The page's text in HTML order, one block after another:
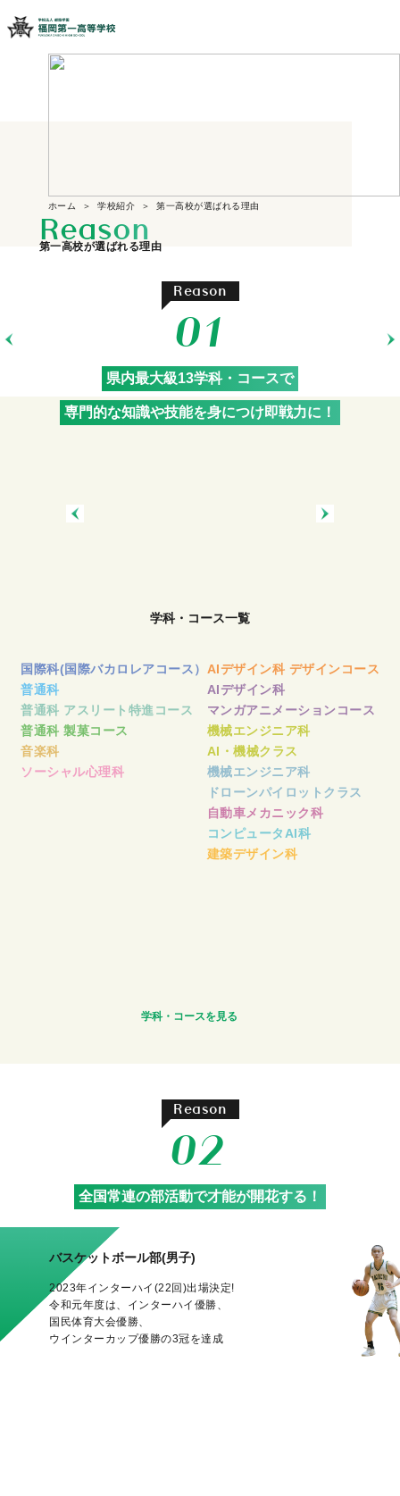
ホーム 学校紹介 第一高校が選ばれる理由
Reason
第一高校が選ばれる理由
Reason
01
県内最大級13学科・コースで
専門的な知識や技能を身につけ即戦力に！
学科・コース一覧
国際科(国際バカロレアコース）
普通科
普通科 アスリート特進コース
普通科 製菓コース
音楽科
ソーシャル心理科
AIデザイン科 デザインコース
AIデザイン科
マンガアニメーションコース
機械エンジニア科
AI・機械クラス
機械エンジニア科
ドローンパイロットクラス
自動車メカニック科
コンピュータAI科
建築デザイン科
学科・コースを見る
Reason
02
全国常連の部活動で才能が開花する！
バスケットボール部(男子)
2023年インターハイ(22回)出場決定!
令和元年度は、インターハイ優勝、
国民体育大会優勝、
ウインターカップ優勝の3冠を達成